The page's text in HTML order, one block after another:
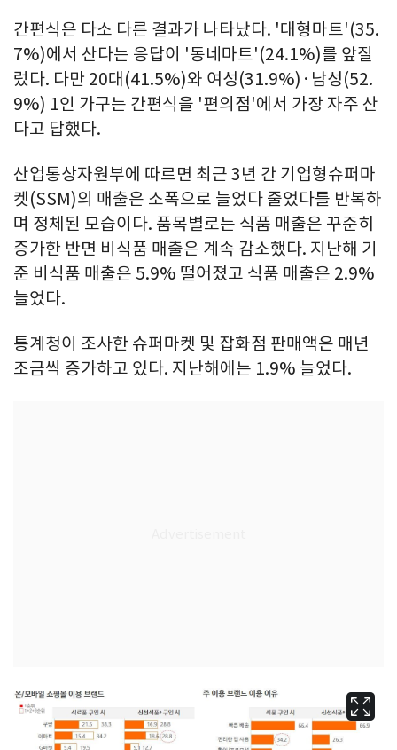
간편식은 다소 다른 결과가 나타났다. '대형마트'(35.
7%)에서 산다는 응답이 '동네마트'(24.1%)를 앞질
렀다. 다만 20대(41.5%)와 여성(31.9%)·남성(52.
9%) 1인 가구는 간편식을 '편의점'에서 가장 자주 산
다고 답했다.
산업통상자원부에 따르면 최근 3년 간 기업형슈퍼마
켓(SSM)의 매출은 소폭으로 늘었다 줄었다를 반복하
며 정체된 모습이다. 품목별로는 식품 매출은 꾸준히
증가한 반면 비식품 매출은 계속 감소했다. 지난해 기
준 비식품 매출은 5.9% 떨어졌고 식품 매출은 2.9%
늘었다.
통계청이 조사한 슈퍼마켓 및 잡화점 판매액은 매년
조금씩 증가하고 있다. 지난해에는 1.9% 늘었다.